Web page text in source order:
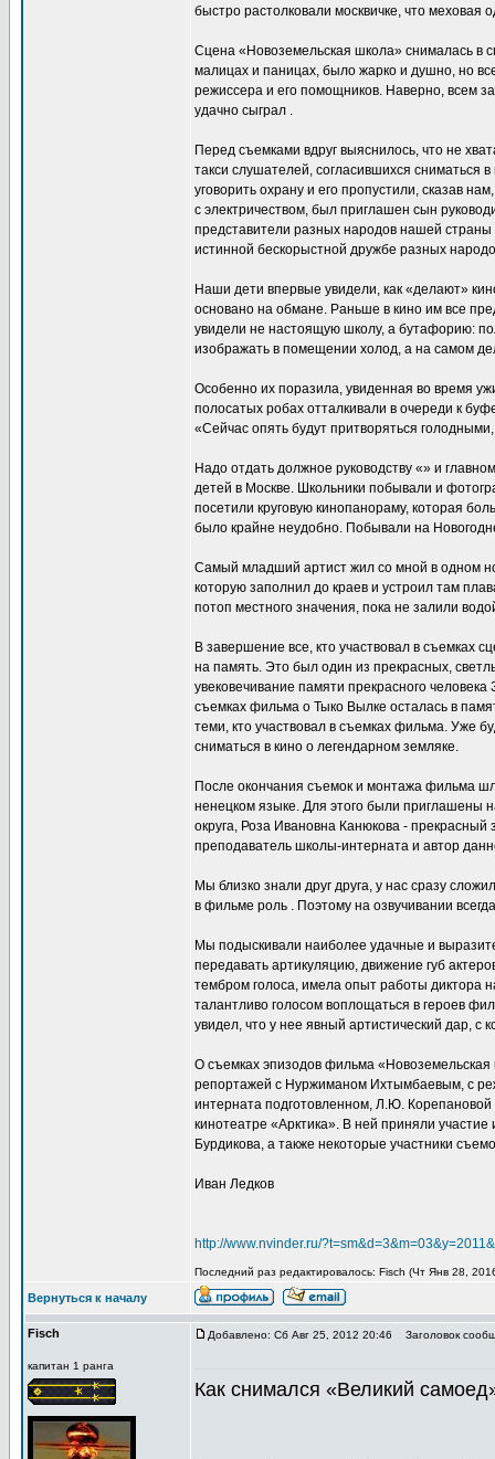
быстро растолковали москвичке, что
Сцена «Новоземельская школа» снималась в
малицах и паницах, было жарко и душно, но
режиссера и его помощников. Наверно, всем
удачно сыграл .
Перед съемками вдруг выяснилось, что не
такси слушателей, согласившихся сниматься
уговорить охрану и его пропустили, сказав
с электричеством, был приглашен сын
представители разных народов нашей
истинной бескорыстной дружбе разных
Наши дети впервые увидели, как «делают»
основано на обмане. Раньше в кино им все
увидели не настоящую школу, а бутафорию:
изображать в помещении холод, а на самом
Особенно их поразила, увиденная во время
полосатых робах отталкивали в очереди к
«Сейчас опять будут притворяться
Надо отдать должное руководству «» и
детей в Москве. Школьники побывали и
посетили круговую кинопанораму, которая
было крайне неудобно. Побывали на
Самый младший артист жил со мной в одном
которую заполнил до краев и устроил там
потоп местного значения, пока не залили
В завершение все, кто участвовал в съемках
на память. Это был один из прекрасных,
увековечивание памяти прекрасного
съемках фильма о Тыко Вылке осталась в
теми, кто участвовал в съемках фильма. Уже
сниматься в кино о легендарном земляке.
После окончания съемок и монтажа фильма
ненецком языке. Для этого были приглашены
округа, Роза Ивановна Канюкова -
преподаватель школы-интерната и автор
Мы близко знали друг друга, у нас сразу
в фильме роль . Поэтому на озвучивании
Мы подыскивали наиболее удачные и
передавать артикуляцию, движение губ
тембром голоса, имела опыт работы диктора
талантливо голосом воплощаться в героев
увидел, что у нее явный артистический дар,
О съемках эпизодов фильма «Новоземельская
репортажей с Нуржиманом Ихтымбаевым, с
интерната подготовленном, Л.Ю.
кинотеатре «Арктика». В ней приняли
Бурдикова, а также некоторые участники
Иван Ледков
http://www.nvinder.ru/
Последний раз редактировалось: Fisch (Чт Янв 28,
Вернуться к началу
Fisch
капитан 1 ранга
Добавлено: Сб Авг 25, 2012 20:46 Заголовок
Как снимался «Великий